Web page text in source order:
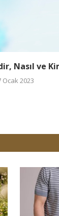
Nasıl ve
Ocak 2023